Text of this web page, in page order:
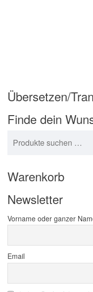
Übersetzen/
Finde dein
Warenkorb
Newsletter
Vorname oder ganzer
Email